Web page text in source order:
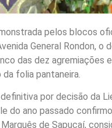
pelos blocos
General Rondon, o
das dez agremiações
folia pantaneira.
por decisão da
do ano passado
de Sapucaí,